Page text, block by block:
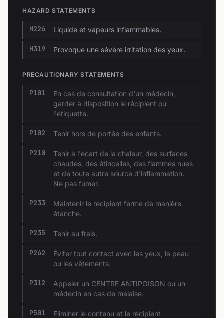
HAZARD STATEMENTS
H226 Liquide et vapeurs inflammables.
H319 Provoque une sévère irritation des yeux.
PRECAUTIONARY STATEMENTS
P101
En cas de consultation d'un médecin,
garder à disposition le récipient ou
l'étiquette.
P102 Tenir hors de portée des enfants.
P210
Tenir à l'écart de la chaleur, des surfaces
chaudes, des étincelles, des flammes nues
et de toute autre source d'inflammation.
Ne pas fumer.
P233
Maintenir le récipient fermé de manière
étanche.
P235 Tenir au frais.
P262
Éviter tout contact avec les yeux, la peau
ou les vêtements.
P312
Appeler un CENTRE ANTIPOISON ou un
médecin en cas de malaise.
P501
Eliminer le contenu et le récipient